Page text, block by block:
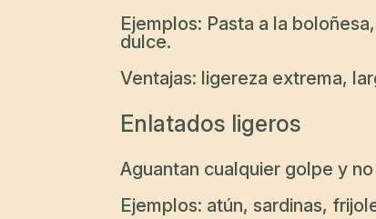
Ejemplos: Pasta a la
dulce.
Ventajas: ligereza extrema,
Enlatados ligeros
Aguantan cualquier golpe y
Ejemplos: atún, sardinas,